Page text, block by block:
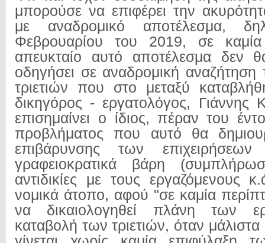
μπορούσε να επιφέρει την
με αναδρομικό αποτέλεσμα,
Φεβρουαρίου του 2019, σε
απευκταίο αυτό αποτέλεσμα δεν
οδηγήσει σε αναδρομική
τριετιών που στο μεταξύ
δικηγόρος - εργατολόγος,
επισημαίνει ο ίδιος, πέραν του
προβλήματος που αυτό θα
επιβάρυνσης των
γραφειοκρατικά βάρη
αντιδικίες με τους εργαζόμενους
νομικά άτοπο, αφού "σε καμία
να δικαιολογηθεί πλάνη των
καταβολή των τριετιών, όταν μάλιστα